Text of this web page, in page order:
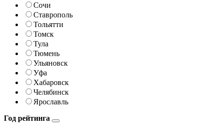
Сочи
Ставрополь
Тольятти
Томск
Тула
Тюмень
Ульяновск
Уфа
Хабаровск
Челябинск
Ярославль
Год рейтинга